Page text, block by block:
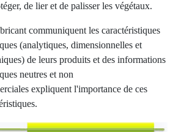
de lier et de palisser les végétaux.
communiquent les caractéristiques
(analytiques, dimensionnelles et
de leurs produits et des informations
neutres et non
expliquent l'importance de ces